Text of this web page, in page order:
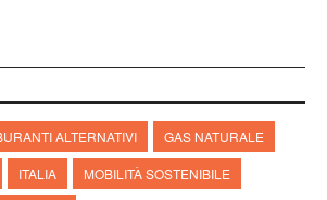
ALTERNATIVI
GAS NATURALE
ITALIA
MOBILITÀ SOSTENIBILE